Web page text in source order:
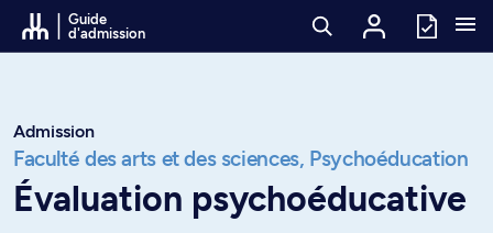
Passer au contenu
Guide
d'admission
Admission
Faculté des arts et des sciences, Psychoéducation
Évaluation psychoéducative